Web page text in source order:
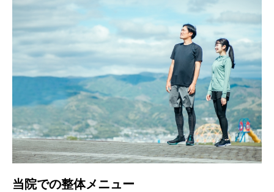
当院での整体メニュー